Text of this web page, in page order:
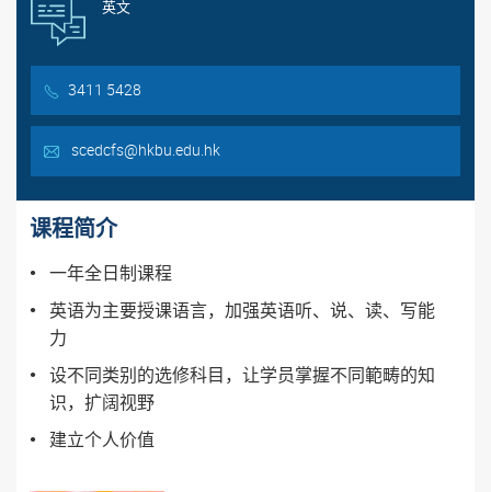
英文
3411 5428
scedcfs@hkbu.edu.hk
课程简介
一年全日制课程
英语为主要授课语言，加强英语听、说、读、写能
力
设不同类别的选修科目，让学员掌握不同範畴的知
识，扩阔视野
建立个人价值